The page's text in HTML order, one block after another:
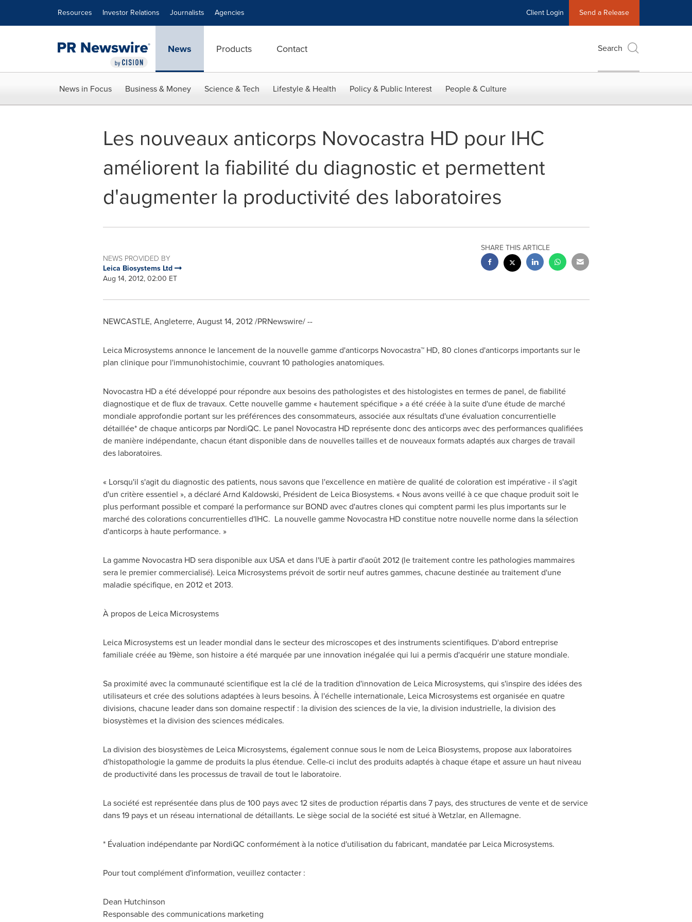
Resources Investor Relations Journalists Agencies Client Login Send a Release
News Products Contact Search
News in Focus Business & Money Science & Tech Lifestyle & Health Policy & Public Interest People & Culture
Les nouveaux anticorps Novocastra HD pour IHC
améliorent la fiabilité du diagnostic et permettent
d'augmenter la productivité des laboratoires
NEWS PROVIDED BY
Leica Biosystems Ltd
Aug 14, 2012, 02:00 ET
SHARE THIS ARTICLE
NEWCASTLE, Angleterre, August 14, 2012/PRNewswire/ --
Leica Microsystems annonce le lancement de la nouvelle gamme d'anticorps Novocastra™ HD, 80 clones d'anticorps importants sur le
plan clinique pour l'immunohistochimie, couvrant 10 pathologies anatomiques.
Novocastra HD a été développé pour répondre aux besoins des pathologistes et des histologistes en termes de panel, de fiabilité
diagnostique et de flux de travaux. Cette nouvelle gamme « hautement spécifique » a été créée à la suite d'une étude de marché
mondiale approfondie portant sur les préférences des consommateurs, associée aux résultats d'une évaluation concurrentielle
détaillée* de chaque anticorps par NordiQC. Le panel Novocastra HD représente donc des anticorps avec des performances qualifiées
de manière indépendante, chacun étant disponible dans de nouvelles tailles et de nouveaux formats adaptés aux charges de travail
des laboratoires.
« Lorsqu'il s'agit du diagnostic des patients, nous savons que l'excellence en matière de qualité de coloration est impérative - il s'agit
d'un critère essentiel », a déclaréArnd Kaldowski, Président de Leica Biosystems. « Nous avons veillé à ce que chaque produit soit le
plus performant possible et comparé la performance sur BOND avec d'autres clones qui comptent parmi les plus importants sur le
marché des colorations concurrentielles d'IHC. La nouvelle gamme Novocastra HD constitue notre nouvelle norme dans la sélection
d'anticorps à haute performance. »
La gamme Novocastra HD sera disponible aux USAet dans l'UE à partir d'août 2012 (le traitement contre les pathologies mammaires
sera le premier commercialisé). Leica Microsystems prévoit de sortir neuf autres gammes, chacune destinée au traitement d'une
maladie spécifique, en 2012 et2013.
À propos de Leica Microsystems
Leica Microsystems est un leader mondial dans le secteur des microscopes et des instruments scientifiques. D'abord entreprise
familiale créée au 19ème, son histoire a été marquée par une innovation inégalée qui lui a permis d'acquérir une stature mondiale.
Sa proximité avec la communauté scientifique est la clé de la tradition d'innovation de Leica Microsystems, qui s'inspire des idées des
utilisateurs et crée des solutions adaptées à leurs besoins. À l'échelle internationale, Leica Microsystems est organisée en quatre
divisions, chacune leader dans son domaine respectif : la division des sciences de la vie, la division industrielle, la division des
biosystèmes et la division des sciences médicales.
La division des biosystèmes de Leica Microsystems, également connue sous le nom de Leica Biosystems, propose aux laboratoires
d'histopathologie la gamme de produits la plus étendue. Celle-ci inclut des produits adaptés à chaque étape et assure un haut niveau
de productivité dans les processus de travail de tout le laboratoire.
La société est représentée dans plus de 100 pays avec 12 sites de production répartis dans 7 pays, des structures de vente et de service
dans 19 pays et un réseau international de détaillants. Le siège social de la société est situé à Wetzlar, en Allemagne.
* Évaluation indépendante par NordiQC conformément à la notice d'utilisation du fabricant, mandatée par Leica Microsystems.
Pour tout complément d'information, veuillez contacter :
Dean Hutchinson
Responsable des communications marketing